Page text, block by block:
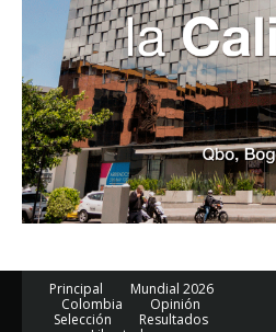
Principal
Mundial 2026
Colombia
Opinión
Selección
Resultados